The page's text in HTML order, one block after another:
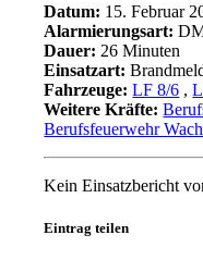
Datum: 15. Februar
Alarmierungsart:
Dauer: 26 Minuten
Einsatzart:
Fahrzeuge: LF 8/6 ,
Weitere Kräfte:
Berufsfeuerwehr
Kein Einsatzbericht
Eintrag teilen